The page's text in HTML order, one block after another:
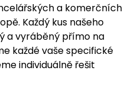
a komerčních
Každý kus našeho
a vyráběný přímo na
každé vaše specifické
individuálně řešit